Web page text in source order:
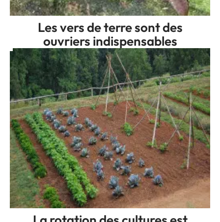
Les vers de terre sont des
ouvriers indispensables